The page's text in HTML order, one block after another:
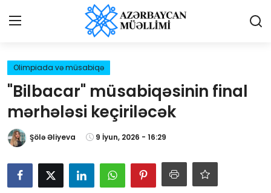
Giriş
Qəzetə elan ver
Reklam və elan
Olimpiada və müsabiqə
"Bilbacar" müsabiqəsinin final
mərhələsi keçiriləcək
Şölə Əliyeva 9 İyun, 2026 - 16:29